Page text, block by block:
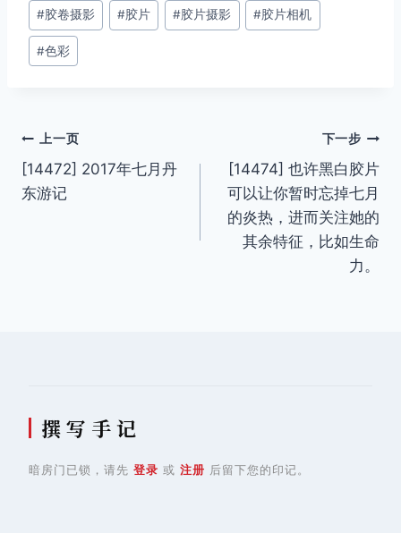
标
签：
#胶卷摄影 #胶片 #胶片摄影 #胶片相机
#色彩
文
章
上一页
[14472] 2017年七月丹
东游记
下一步
[14474] 也许黑白胶片
可以让你暂时忘掉七月
的炎热，进而关注她的
其余特征，比如生命
力。
撰 写 手 记
暗房门已锁，请先 登录 或 注册 后留下您的印记。